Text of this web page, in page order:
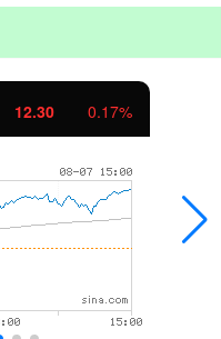
12.30 0.17%